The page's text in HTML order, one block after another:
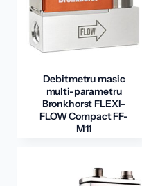
Debitmetru masic
multi-parametru
Bronkhorst FLEXI-
FLOW Compact FF-
M11